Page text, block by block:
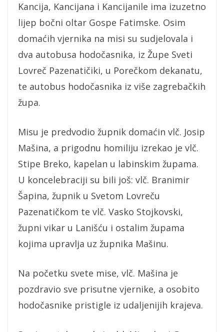
Kancija, Kancijana i Kancijanile ima izuzetno
lijep bočni oltar Gospe Fatimske. Osim
domaćih vjernika na misi su sudjelovala i
dva autobusa hodočasnika, iz Župe Sveti
Lovreč Pazenatičiki, u Porečkom dekanatu,
te autobus hodočasnika iz više zagrebačkih
župa.
Misu je predvodio župnik domaćin vlč. Josip
Mašina, a prigodnu homiliju izrekao je vlč.
Stipe Breko, kapelan u labinskim župama.
U koncelebraciji su bili još: vlč. Branimir
Šapina, župnik u Svetom Lovreču
Pazenatičkom te vlč. Vasko Stojkovski,
župni vikar u Lanišću i ostalim župama
kojima upravlja uz župnika Mašinu.
Na početku svete mise, vlč. Mašina je
pozdravio sve prisutne vjernike, a osobito
hodočasnike pristigle iz udaljenijih krajeva.